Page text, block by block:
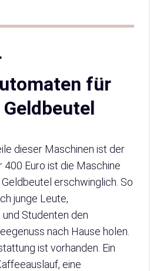
für
dieser Maschinen ist der
400 Euro ist die Maschine
erschwinglich. So
junge Leute,
Studenten den
nach Hause holen.
ist vorhanden. Ein
eine